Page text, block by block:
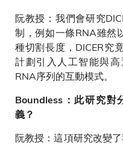
阮教授：我們會研究
制，例如一條RNA雖然
種切割長度，DICER究
計劃引入人工智能與
RNA序列的互動模式。
Boundless：此研究對
義？
阮教授：這項研究改變